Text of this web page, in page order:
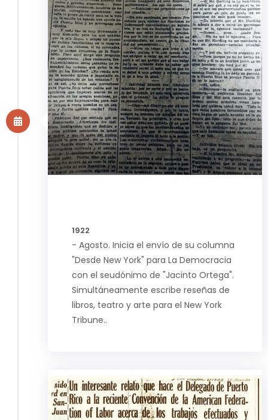
1922
- Agosto. Inicia el envío de su columna
"Desde New York" para La Democracia
con el seudónimo de "Jacinto Ortega".
Simultáneamente escribe reseñas de
libros, teatro y arte para el New York
Tribune..